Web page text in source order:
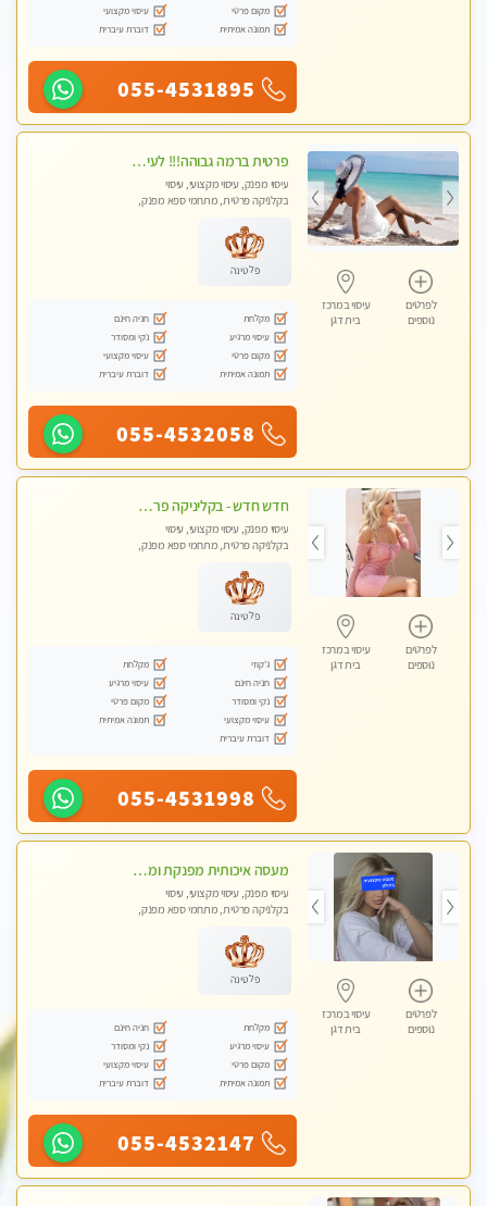
מקום פרטי
עיסוי מקצועי
תמונה אמיתית
דוברת עיברית
055-4531895
לפרטים
נוספים
עיסוי במרכז
בית דגן
פרטית ברמה גבוהה!!! לעיסוי מפנק vip מומלץ לרציניים בלבד!!ללא מין
עיסוי מפנק, עיסוי מקצועי, עיסוי
בקלניקה פרטית, מתחמי ספא מפנק,
פלטינה
מקלחת
חניה חינם
עיסוי מרגיע
נקי ומסודר
מקום פרטי
עיסוי מקצועי
תמונה אמיתית
דוברת עיברית
055-4532058
לפרטים
נוספים
עיסוי במרכז
בית דגן
חדש חדש - בקליניקה פרטית בבת ים עיסוי לחידוש אנרגיות עיסוי מקצועי מומלץ מאוד ללא מין !!
עיסוי מפנק, עיסוי מקצועי, עיסוי
בקלניקה פרטית, מתחמי ספא מפנק,
פלטינה
ג'קוזי
מקלחת
חניה חינם
עיסוי מרגיע
נקי ומסודר
מקום פרטי
עיסוי מקצועי
תמונה אמיתית
דוברת עיברית
055-4531998
לפרטים
נוספים
עיסוי במרכז
בית דגן
מעסה איכותית מפנקת ומקצועית מאוד- בחולון
עיסוי מפנק, עיסוי מקצועי, עיסוי
בקלניקה פרטית, מתחמי ספא מפנק,
פלטינה
מקלחת
חניה חינם
עיסוי מרגיע
נקי ומסודר
מקום פרטי
עיסוי מקצועי
תמונה אמיתית
דוברת עיברית
055-4532147